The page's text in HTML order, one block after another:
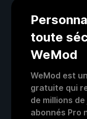
toute
WeMod
WeMod est
gratuite qui
de millions
abonnés Pro